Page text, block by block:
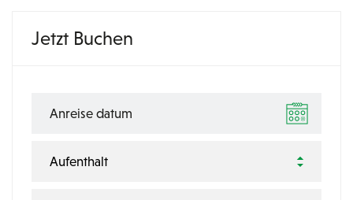
Jetzt Buchen
Aufenthalt